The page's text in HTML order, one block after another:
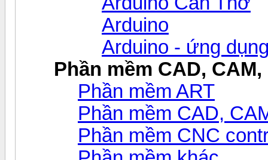
Arduino
Arduino - ứng
Phần mềm CAD, CAM,
Phần mềm ART
Phần mềm CAD,
Phần mềm CNC